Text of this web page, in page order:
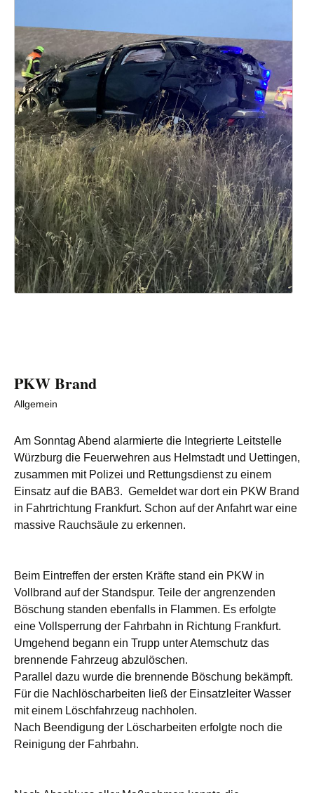
PKW Brand
Allgemein
Am Sonntag Abend alarmierte die Integrierte Leitstelle
Würzburg die Feuerwehren aus Helmstadt und Uettingen,
zusammen mit Polizei und Rettungsdienst zu einem
Einsatz auf die BAB3. Gemeldet war dort ein PKW Brand
in Fahrtrichtung Frankfurt. Schon auf der Anfahrt war eine
massive Rauchsäule zu erkennen.
Beim Eintreffen der ersten Kräfte stand ein PKW in
Vollbrand auf der Standspur. Teile der angrenzenden
Böschung standen ebenfalls in Flammen. Es erfolgte
eine Vollsperrung der Fahrbahn in Richtung Frankfurt.
Umgehend begann ein Trupp unter Atemschutz das
brennende Fahrzeug abzulöschen.
Parallel dazu wurde die brennende Böschung bekämpft.
Für die Nachlöscharbeiten ließ der Einsatzleiter Wasser
mit einem Löschfahrzeug nachholen.
Nach Beendigung der Löscharbeiten erfolgte noch die
Reinigung der Fahrbahn.